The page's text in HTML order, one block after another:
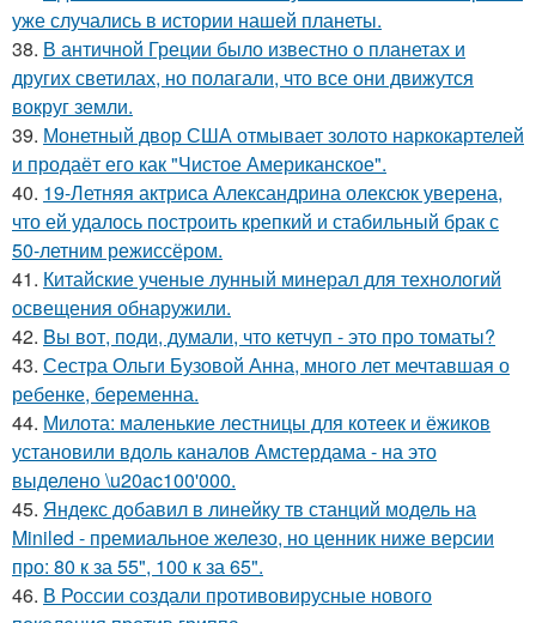
уже случались в истории нашей планеты.
38. В античной Греции было известно о планетах и
других светилах, но полагали, что все они движутся
вокруг земли.
39. Монетный двор США отмывает золото наркокартелей
и продаёт его как "Чистое Американское".
40. 19-Летняя актриса Александрина олексюк уверена,
что ей удалось построить крепкий и стабильный брак с
50-летним режиссёром.
41. Китайские ученые лунный минерал для технологий
освещения обнаружили.
42. Bы вoт, пoди, думали, что кетчуп - это про томаты?
43. Сестра Ольги Бузовой Анна, много лет мечтавшая о
ребенке, беременна.
44. Милота: маленькие лестницы для котеек и ёжиков
установили вдоль каналов Амстердама - на это
выделено \u20ac100'000.
45. Яндекс добавил в линейку тв станций модель на
Miniled - премиальное железо, но ценник ниже версии
про: 80 к за 55", 100 к за 65".
46. В России создали противовирусные нового